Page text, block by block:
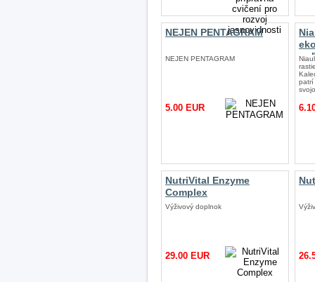
NEJEN PENTAGRAM
NEJEN PENTAGRAM
5.00 EUR
NutriVital Enzyme
Complex
Výživový doplnok
29.00 EUR